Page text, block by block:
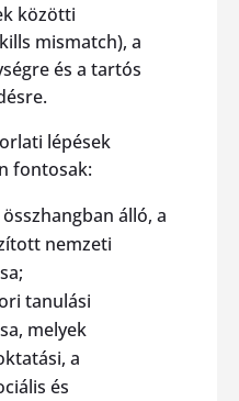
közötti
mismatch), a
és a tartós
lépések
fontosak:
álló, a
nemzeti
tanulási
melyek
a
és